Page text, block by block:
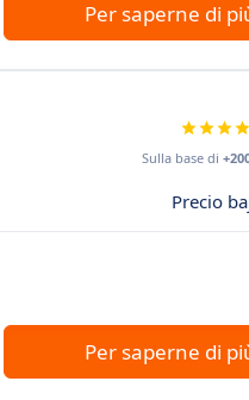
Per saperne di
Sulla base di
Precio
Per saperne di